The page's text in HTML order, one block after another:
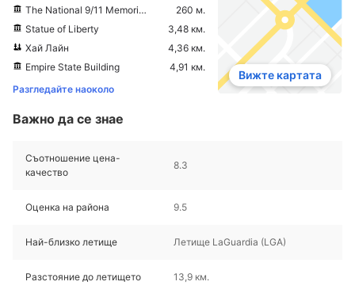
The National 9/11 Memorial & Museum
260 м.
Statue of Liberty
3,48 км.
Хай Лайн
4,36 км.
Empire State Building
4,91 км.
Разгледайте наоколо
Вижте картата
Важно да се знае
Съотношение цена-
качество
8.3
Оценка на района 9.5
Най-близко летище Летище LaGuardia (LGA)
Разстояние до летището 13,9 км.